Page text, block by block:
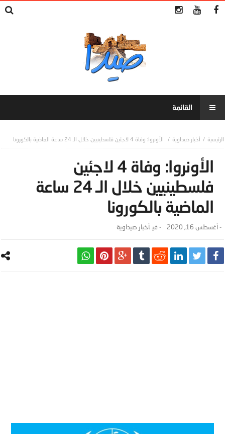
أخبار صيداوية الأونروا: وفاة 4 لاجئين فلسطينيين خلال الـ 24 ساعة الماضية بالكورونا
الأونروا: وفاة 4 لاجئين
فلسطينيين خلال الـ 24 ساعة
الماضية بالكورونا
-أغسطس 16, 2020 - ‎في أخبار صيداوية